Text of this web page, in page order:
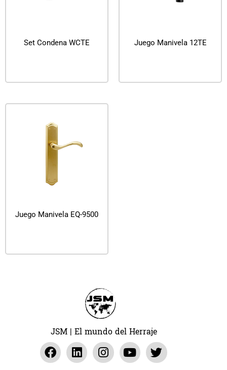
Set Condena WCTE Juego Manivela 12TE
Juego Manivela EQ-9500
JSM | El mundo del Herraje